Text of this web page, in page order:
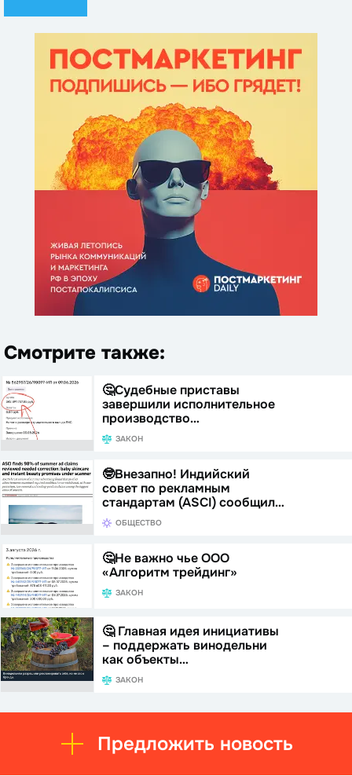
Смотрите также:
🤔Судебные приставы
завершили исполнительное
производство…
ЗАКОН
🤓Внезапно! Индийский
совет по рекламным
стандартам (ASCI) сообщил…
ОБЩЕСТВО
🤔Не важно чье ООО
«Алгоритм трейдинг»
ЗАКОН
🤔 Главная идея инициативы
– поддержать винодельни
как объекты…
ЗАКОН
Предложить новость